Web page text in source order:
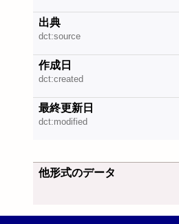
出典
dct:source
作成日
dct:created
最終更新日
dct:modified
他形式のデータ